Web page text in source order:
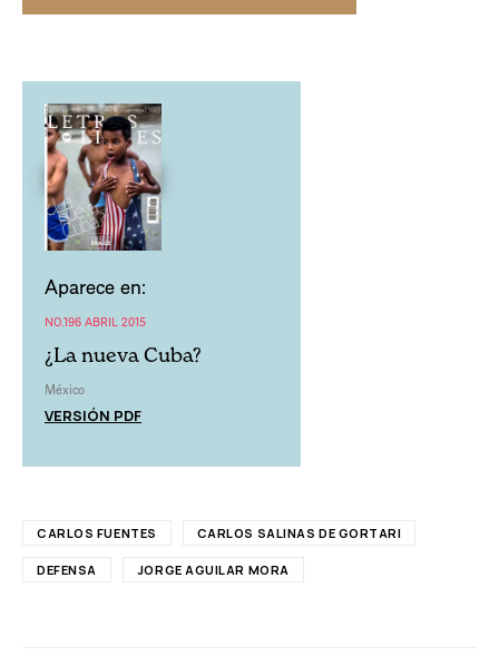
Aparece en:
NO.196 ABRIL 2015
¿La nueva Cuba?
México
VERSIÓN PDF
CARLOS FUENTES CARLOS SALINAS DE GORTARI
DEFENSA JORGE AGUILAR MORA